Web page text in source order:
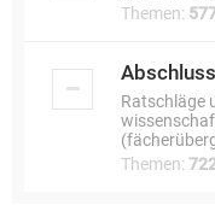
Themen:
Ratschläge
Themen: